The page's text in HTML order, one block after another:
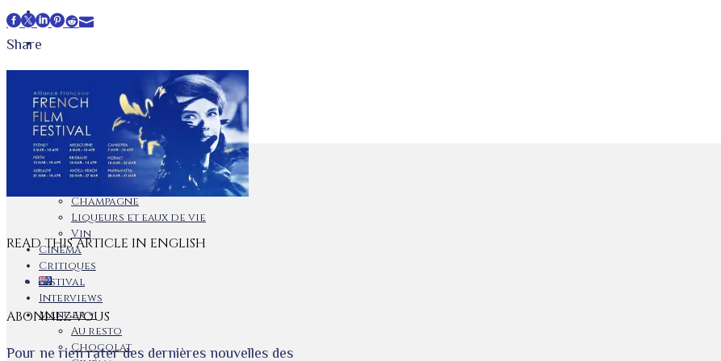
MUSIQUE
PETITE ENTREPRISES
THÉÂTRE
CONTACTEZ NOUS
Art
Exposition
Champagne
Liqueurs et eaux de vie
Vin
Cinéma
Critiques
Festival
Interviews
Manger
Au resto
Chocolat
Facebook
Twitter
LinkedIn
Pinterest
Stumbleupon
Email
Share
READ THIS ARTICLE IN ENGLISH
ABONNEZ-VOUS
Pour ne rien rater des dernières nouvelles des